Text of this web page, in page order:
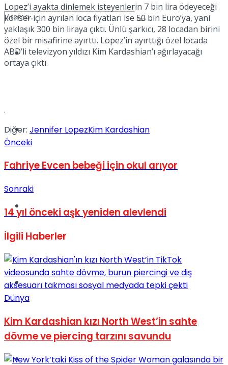
Türkiye
Müzik
Sinema
Tatil
Spor
No Result
Lopez’i ayakta dinlemek isteyenlerin 7 bin lira ödeyeceği
konser için ayrılan loca fiyatları ise 50 bin Euro’ya, yani
yaklaşık 300 bin liraya çıktı. Ünlü şarkıcı, 28 locadan birini
özel bir misafirine ayırttı. Lopez’in ayırttığı özel locada
ABD’li televizyon yıldızı Kim Kardashian’ı ağırlayacağı
ortaya çıktı.
.
Diğer: Jennifer LopezKim Kardashian
Önceki
Fahriye Evcen bebeği için okul arıyor
Sonraki
14 yıl önceki aşk yeniden alevlendi
İlgili Haberler
Dünya
Kim Kardashian kızı North West’in sahte
dövme ve piercing tarzını savundu